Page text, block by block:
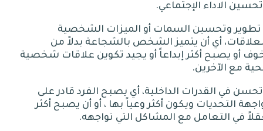
.
تطوير وتحسين السمات أو الميزات الشخصية
أي أن يتميز الشخص بالشجاعة بدلاً من
أو يصبح أكثر إبداعاً أو يجيد تكوين علاقات شخصية
مع الآخرين.
تحسن في القدرات الداخلية، أي يصبح الفرد قادر على
التحديات ويكون أكثر وعياً بها ، أو أن يصبح أكثر
في التعامل مع المشاكل التي تواجهه.